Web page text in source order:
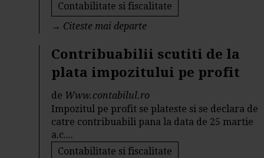
Contabilitate si fiscalitate
→ Citeste mai departe
Contribuabilii scutiti de la
plata impozitului pe profit
de Www.contabilul.ro
Impozitul pe profit se plateste si se declara de
catre contribuabili pana la data de 25 martie
a.c....
Contabilitate si fiscalitate